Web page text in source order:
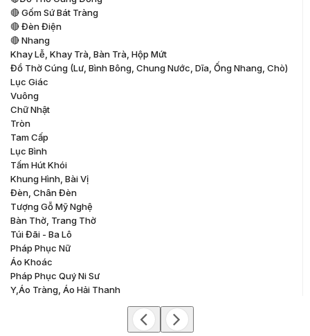
🔴 Gốm Sứ Bát Tràng
🔴 Đèn Điện
🔴 Nhang
Khay Lễ, Khay Trà, Bàn Trà, Hộp Mứt
Đồ Thờ Cúng (lư, Bình Bông, Chung Nước, Dĩa, Ống Nhang, Chò)
Lục Giác
Vuông
Chữ Nhật
Tròn
Tam Cấp
Lục Bình
Tấm Hút Khói
Khung Hình, Bài Vị
Đèn, Chân Đèn
Tượng Gỗ Mỹ Nghệ
Bàn Thờ, Trang Thờ
Túi Đãi - Ba Lô
Pháp Phục Nữ
Áo Khoác
Pháp Phục Quý Ni Sư
Y,áo Tràng, Áo Hải Thanh